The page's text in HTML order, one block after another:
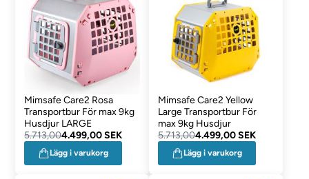
Mimsafe Care2 Rosa
Transportbur För max 9kg
Husdjur LARGE
5.713,004.499,00 SEK
Lägg i varukorg
Mimsafe Care2 Yellow
Large Transportbur För
max 9kg Husdjur
5.713,004.499,00 SEK
Lägg i varukorg